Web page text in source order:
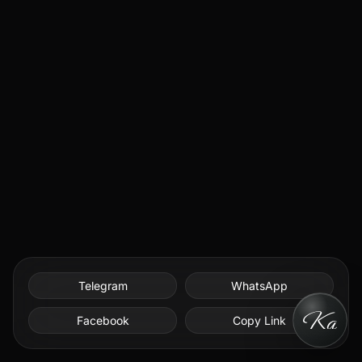
Telegram WhatsApp
Facebook Copy Link